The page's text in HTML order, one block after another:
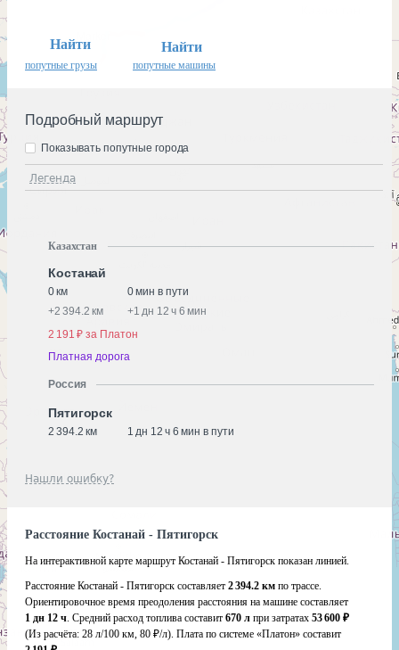
Найти
попутные грузы
Найти
попутные машины
Подробный маршрут
Легенда
Показывать попутные города
Казахстан
Костанай
0 км
0 мин в пути
+2 394.2 км +1 дн 12 ч 6 мин
2 191 ₽ за Платон
Платная дорога
Россия
Пятигорск
2 394.2 км 1 дн 12 ч 6 мин в пути
Нашли ошибку?
Расстояние Костанай - Пятигорск
На интерактивной карте маршрут Костанай - Пятигорск показан линией.
Расстояние Костанай - Пятигорск составляет 2 394.2 км по трассе.
Ориентировочное время преодоления расстояния на машине составляет
1 дн 12 ч. Средний расход топлива составит 670 л при затратах 53 600 ₽
(Из расчёта: 28 л/100 км, 80 ₽/л). Плата по системе «Платон» составит